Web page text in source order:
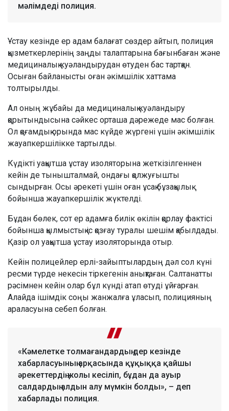
мәлімдеді полиция.
Ұстау кезінде ер адам балағат сөздер айтып, полиция
қызметкерлерінің заңды талаптарына бағынбаған және
медициналық куәландырудан өтуден бас тартқан.
Осыған байланысты оған әкімшілік хаттама
толтырылды.
Ал оның жұбайы да медициналық куәландыру
қорытындысына сәйкес орташа дәрежеде мас болған.
Ол қоғамдық орында мас күйде жүргені үшін әкімшілік
жауапкершілікке тартылды.
Күдікті уақытша ұстау изоляторына жеткізілгеннен
кейін де тынышталмай, ондағы қолжуғышты
сындырған. Осы әрекеті үшін оған ұсақ бұзақылық
бойынша жауапкершілік жүктелді.
Бұдан бөлек, сот ер адамға билік өкілін қорлау фактісі
бойынша қылмыстық іс қозғау туралы шешім қабылдады.
Қазір ол уақытша ұстау изоляторында отыр.
Кейін полицейлер ерлі-зайыптылардың дәл сол күні
ресми түрде некесін тіркегенін анықтаған. Салтанатты
рәсімнен кейін олар бұл күнді атап өтуді ұйғарған.
Алайда ішімдік соңы жанжалға ұласып, полицияның
араласуына себеп болған.
«Кәмелетке толмағандардың дер кезінде
хабарласуының арқасында құқыққа қайшы
әрекеттердің жолы кесіліп, бұдан да ауыр
салдардың алдын алу мүмкін болды», – деп
хабарлады полиция.